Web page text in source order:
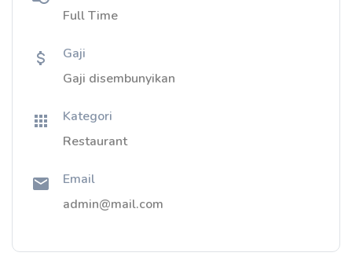
Full Time
Gaji
Gaji disembunyikan
Kategori
Restaurant
Email
admin@mail.com